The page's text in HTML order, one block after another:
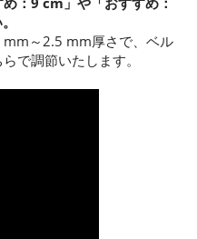
～2.5 mm厚さで、ベル
で調節いたします。